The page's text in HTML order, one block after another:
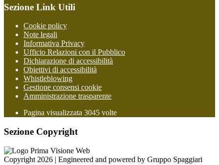
Sezione Link Utili
Cookie policy
Note legali
Informativa Privacy
Ufficio Relazioni con il Pubblico
Dichiarazione di accessibilità
Obiettivi di accessibilità
Whistleblowing
Gestione consensi cookie
Amministrazione trasparente
Pagina visualizzata 3045 volte
Sezione Copyright
Copyright 2026 | Engineered and powered by Gruppo Spaggiari